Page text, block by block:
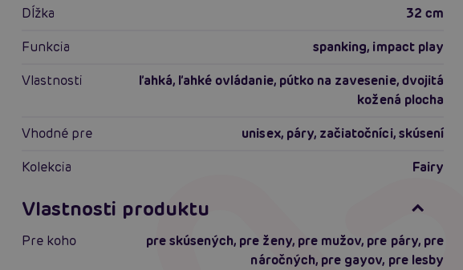
Dĺžka
32 cm
Funkcia
spanking, impact play
Vlastnosti
ľahká, ľahké ovládanie, pútko na zavesenie, dvojitá
kožená plocha
Vhodné pre
unisex, páry, začiatočníci, skúsení
Kolekcia
Fairy
Vlastnosti produktu
Pre koho pre skúsených, pre ženy, pre mužov, pre páry, pre
náročných, pre gayov, pre lesby